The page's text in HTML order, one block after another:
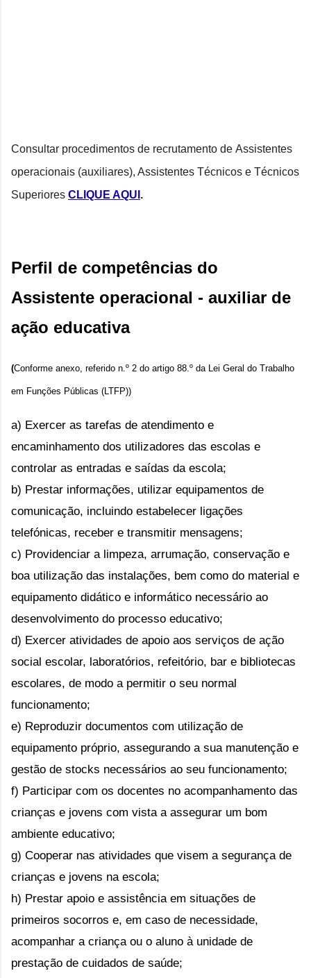
Consultar procedimentos de recrutamento de Assistentes
operacionais (auxiliares), Assistentes Técnicos e Técnicos
Superiores CLIQUE AQUI .
Perfil de competências do
Assistente operacional - auxiliar de
ação educativa
(Conforme anexo, referido n.º 2 do artigo 88.º da Lei Geral do Trabalho
em Funções Públicas (LTFP))
a) Exercer as tarefas de atendimento e
encaminhamento dos utilizadores das escolas e
controlar as entradas e saídas da escola;
b) Prestar informações, utilizar equipamentos de
comunicação, incluindo estabelecer ligações
telefónicas, receber e transmitir mensagens;
c) Providenciar a limpeza, arrumação, conservação e
boa utilização das instalações, bem como do material e
equipamento didático e informático necessário ao
desenvolvimento do processo educativo;
d) Exercer atividades de apoio aos serviços de ação
social escolar, laboratórios, refeitório, bar e bibliotecas
escolares, de modo a permitir o seu normal
funcionamento;
e) Reproduzir documentos com utilização de
equipamento próprio, assegurando a sua manutenção e
gestão de stocks necessários ao seu funcionamento;
f) Participar com os docentes no acompanhamento das
crianças e jovens com vista a assegurar um bom
ambiente educativo;
g) Cooperar nas atividades que visem a segurança de
crianças e jovens na escola;
h) Prestar apoio e assistência em situações de
primeiros socorros e, em caso de necessidade,
acompanhar a criança ou o aluno à unidade de
prestação de cuidados de saúde;